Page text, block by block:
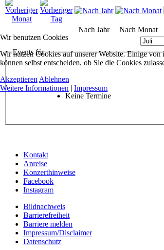
Nach Jahr Nach Monat
Events für
Keine Termine
Kontakt
Anreise
Konzerthinweise
Facebook
Instagram
Bildnachweis
Barrierefreiheit
Barriere melden
Impressum/Disclaimer
Datenschutz
Wir benutzen Cookies
Wir nutzen Cookies auf unserer Website. Einige
können selbst entscheiden, ob Sie die Cookies
Akzeptieren Ablehnen
Weitere Informationen | Impressum